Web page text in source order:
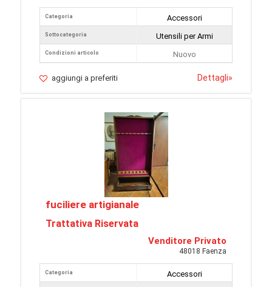
Categoria
Sottocategoria
Condizioni articolo
Accessori
Utensili per Armi
Nuovo
aggiungi a preferiti Dettagli»
fuciliere artigianale
Trattativa Riservata
Venditore Privato
48018 Faenza
Categoria
Accessori